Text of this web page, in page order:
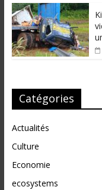
Catégories
Actualités
Culture
Economie
ecosystems